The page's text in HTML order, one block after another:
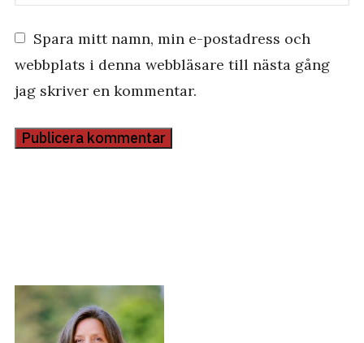
Spara mitt namn, min e-postadress och
webbplats i denna webbläsare till nästa gång
jag skriver en kommentar.